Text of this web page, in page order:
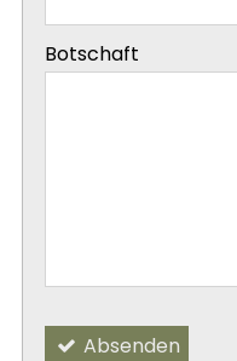
Botschaft
Absenden